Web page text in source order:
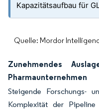
Kapazitätsaufbau für
Quelle: Mordor
Zunehmendes
Pharmaunternehmen
Steigende Forschungs-
Komplexität der Pipeline